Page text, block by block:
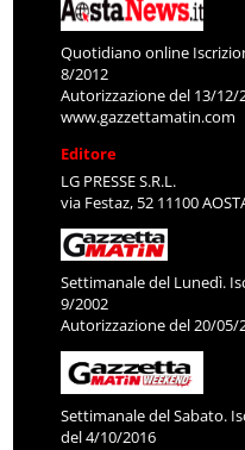
Quotidiano online
8/2012
Autorizzazione del 13/12/
www.gazzettamatin.com
Editore
LG PRESSE S.R.L.
via Festaz, 52 11100
Settimanale del Lunedì.
9/2002
Autorizzazione del 20/05/
Settimanale del Sabato.
del 4/10/2016